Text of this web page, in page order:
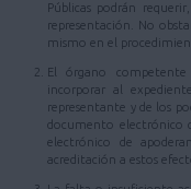
Públicas podrán
representación. No
mismo en el
El órgano
incorporar al
representante y de los
documento electrónico
electrónico de
acreditación a estos